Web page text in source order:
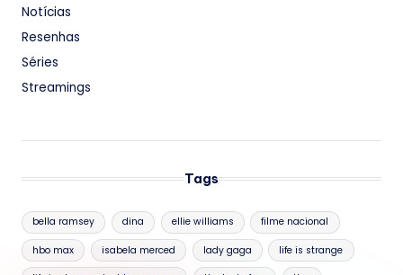
Notícias
Resenhas
Séries
Streamings
Tags
bella ramsey dina ellie williams filme nacional
hbo max isabela merced lady gaga life is strange